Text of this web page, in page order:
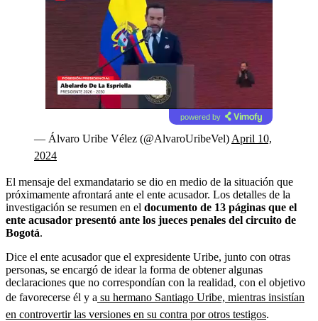
powered by
— Álvaro Uribe Vélez (@AlvaroUribeVel) April 10,
2024
El mensaje del exmandatario se dio en medio de la situación que
próximamente afrontará ante el ente acusador. Los detalles de la
investigación se resumen en el documento de 13 páginas que el
ente acusador presentó ante los jueces penales del circuito de
Bogotá.
Dice el ente acusador que el expresidente Uribe, junto con otras
personas, se encargó de idear la forma de obtener algunas
declaraciones que no correspondían con la realidad, con el objetivo
de favorecerse él y a su hermano Santiago Uribe, mientras insistían
en controvertir las versiones en su contra por otros testigos.